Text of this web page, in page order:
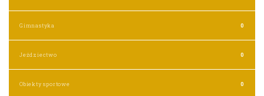
Gimnastyka 0
Jeździectwo 0
Obiekty sportowe 0